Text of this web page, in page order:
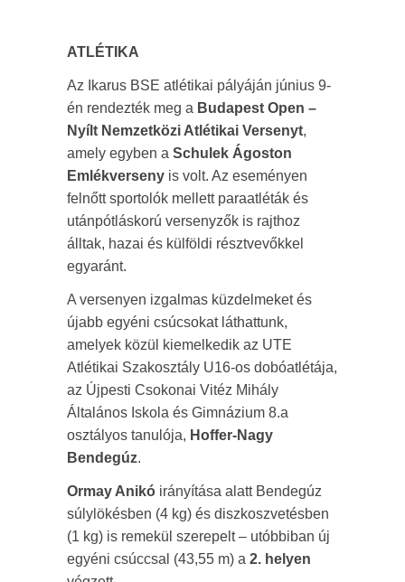
ATLÉTIKA
Az Ikarus BSE atlétikai pályáján június 9-
én rendezték meg a Budapest Open –
Nyílt Nemzetközi Atlétikai Versenyt,
amely egyben a Schulek Ágoston
Emlékverseny is volt. Az eseményen
felnőtt sportolók mellett paraatléták és
utánpótláskorú versenyzők is rajthoz
álltak, hazai és külföldi résztvevőkkel
egyaránt.
A versenyen izgalmas küzdelmeket és
újabb egyéni csúcsokat láthattunk,
amelyek közül kiemelkedik az UTE
Atlétikai Szakosztály U16-os dobóatlétája,
az Újpesti Csokonai Vitéz Mihály
Általános Iskola és Gimnázium 8.a
osztályos tanulója, Hoffer-Nagy
Bendegúz.
Ormay Anikó irányítása alatt Bendegúz
súlylökésben (4 kg) és diszkoszvetésben
(1 kg) is remekül szerepelt – utóbbiban új
egyéni csúccsal (43,55 m) a 2. helyen